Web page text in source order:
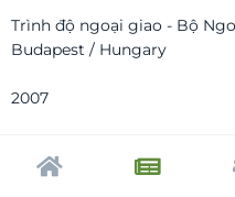
Trình độ ngoại giao - Bộ
Budapest / Hungary
2007
Trang chủ Tạp chí